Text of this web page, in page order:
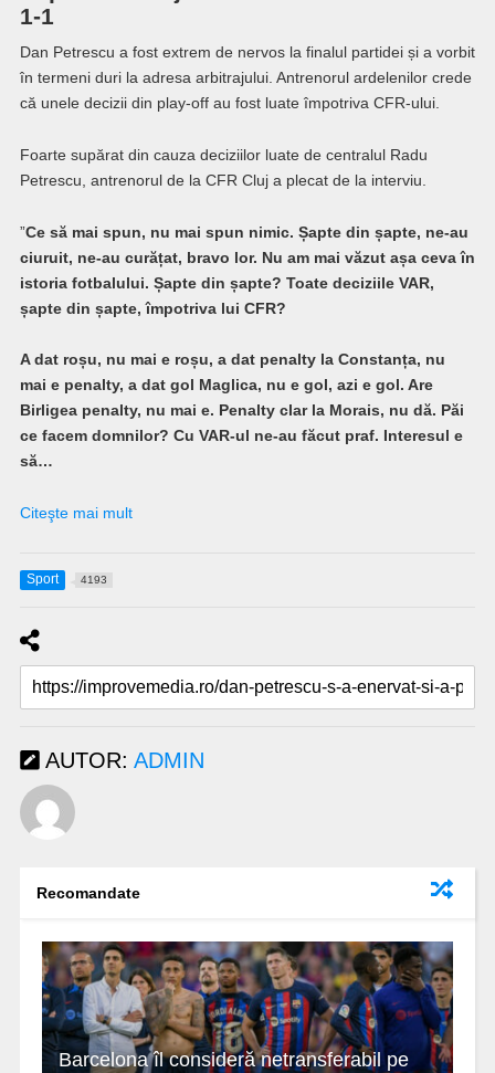
1-1
Dan Petrescu a fost extrem de nervos la finalul partidei și a vorbit
în termeni duri la adresa arbitrajului. Antrenorul ardelenilor crede
că unele decizii din play-off au fost luate împotriva CFR-ului.
Foarte supărat din cauza deciziilor luate de centralul Radu
Petrescu, antrenorul de la CFR Cluj a plecat de la interviu.
”Ce să mai spun, nu mai spun nimic. Șapte din șapte, ne-au
ciuruit, ne-au curățat, bravo lor. Nu am mai văzut așa ceva în
istoria fotbalului. Șapte din șapte? Toate deciziile VAR,
șapte din șapte, împotriva lui CFR?
A dat roșu, nu mai e roșu, a dat penalty la Constanța, nu
mai e penalty, a dat gol Maglica, nu e gol, azi e gol. Are
Birligea penalty, nu mai e. Penalty clar la Morais, nu dă. Păi
ce facem domnilor? Cu VAR-ul ne-au făcut praf. Interesul e
să…
Citeşte mai mult
Sport 4193
AUTOR: ADMIN
Recomandate
Barcelona îl consideră netransferabil pe